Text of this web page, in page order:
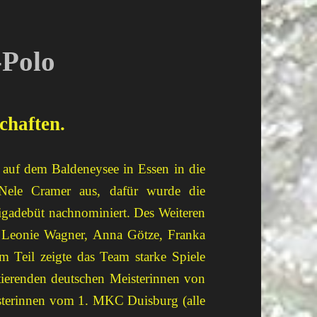
dem Baldeneysee in Essen in die
Cramer aus, dafür wurde die
nachnominiert. Des Weiteren
Wagner, Anna Götze, Franka
Teil zeigte das Team starke Spiele
deutschen Meisterinnen von
vom 1. MKC Duisburg (alle